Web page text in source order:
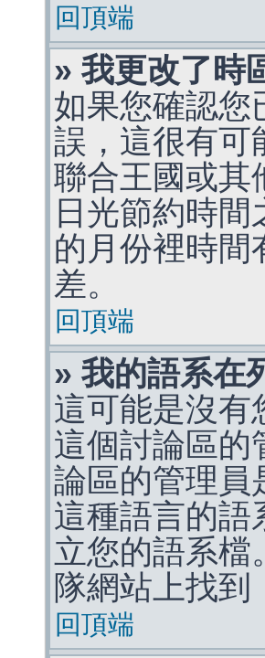
回頂端
» 我更改了時
如果您確認您
誤，這很有可
聯合王國或其
日光節約時
的月份裡時間
差。
回頂端
» 我的語系在
這可能是沒有
這個討論區的
論區的管理員
這種語言的語
立您的語系檔
隊網站上找
回頂端